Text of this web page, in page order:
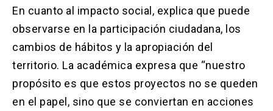
En cuanto al impacto social, explica que puede
observarse en la participación ciudadana, los
cambios de hábitos y la apropiación del
territorio. La académica expresa que “nuestro
propósito es que estos proyectos no se queden
en el papel, sino que se conviertan en acciones